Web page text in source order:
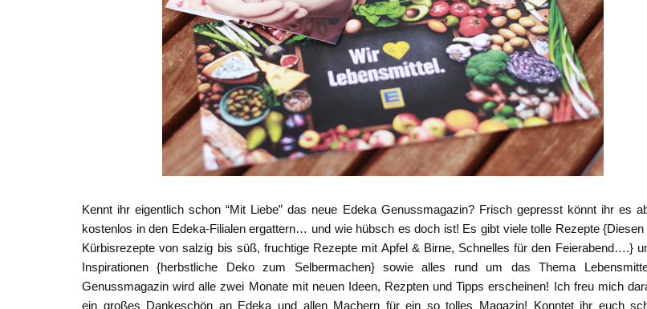
Kennt ihr eigentlich schon “Mit Liebe” das neue Edeka Genussmagazin? Frisch gepresst könnt ihr es
kostenlos in den Edeka-Filialen ergattern… und wie hübsch es doch ist! Es gibt viele tolle Rezepte {Diesen
Kürbisrezepte von salzig bis süß, fruchtige Rezepte mit Apfel & Birne, Schnelles für den Feierabend….}
Inspirationen {herbstliche Deko zum Selbermachen} sowie alles rund um das Thema
Genussmagazin wird alle zwei Monate mit neuen Ideen, Rezpten und Tipps erscheinen! Ich freu mich
ein großes Dankeschön an Edeka und allen Machern für ein so tolles Magazin! Konntet ihr euch